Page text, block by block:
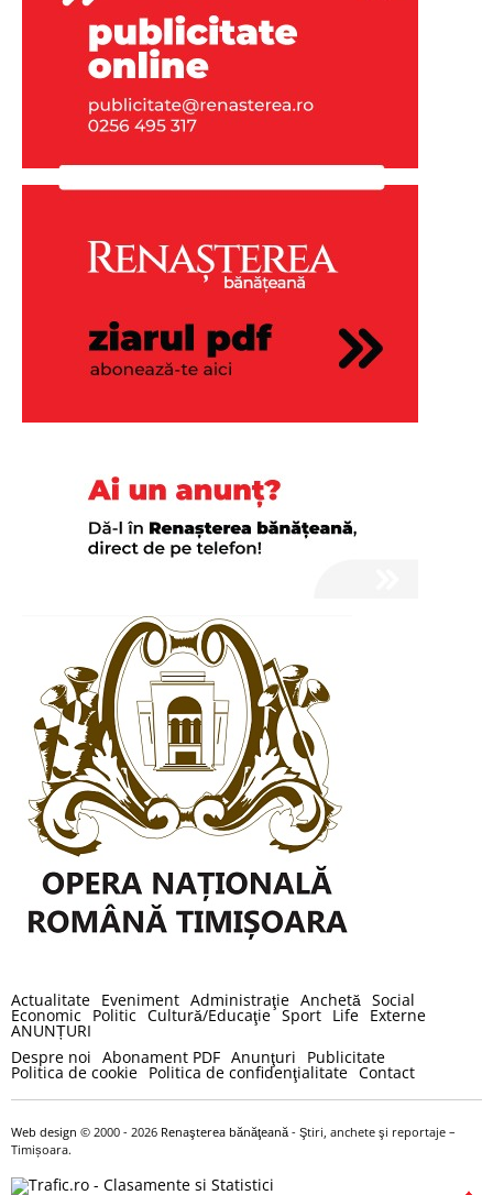
Actualitate Eveniment Administraţie Anchetă Social
Economic Politic Cultură/Educaţie Sport Life Externe
ANUNȚURI
Despre noi Abonament PDF Anunţuri Publicitate
Politica de cookie Politica de confidenţialitate Contact
Web design © 2000 - 2026 Renaşterea bănăţeană - Ştiri, anchete şi reportaje –
Timișoara.